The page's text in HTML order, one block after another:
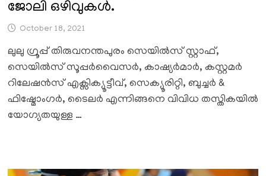
ജോലി ഒഴിവുകൾ.
October 18, 2021
ലുലു ഗ്രൂപ്പ് തിരുവനന്തപുരം സെയിൽസ് സ്റ്റാഫ്,
സെയിൽസ് സൂപ്പർവൈസർ, കാഷ്യർമാർ, കസ്റ്റമർ
റിലേഷൻസ് എക്സിക്യൂട്ടീവ്, സെക്യൂരിറ്റി, ബുച്ചർ &
ഫിഷ്മോംഗർ, ടൈലർ എന്നിങ്ങനെ വിവിധ തസ്തികയിൽ
യോഗ്യതയുള്ള …